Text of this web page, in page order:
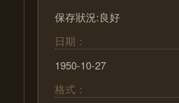
保存狀況:良好
日期：
1950-10-27
格式：